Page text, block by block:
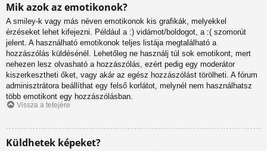
Mik azok az emotikonok?
A smiley-k vagy más néven emotikonok kis grafikák, melyekkel
érzéseket lehet kifejezni. Például a :) vidámot/boldogot, a :( szomorút
jelent. A használható emotikonok teljes listája megtalálható a
hozzászólás küldésénél. Lehetőleg ne használj túl sok emotikont, mert
nehezen lesz olvasható a hozzászólás, ezért pedig egy moderátor
kiszerkesztheti őket, vagy akár az egész hozzászólást törölheti. A fórum
adminisztrátora beállíthat egy felső korlátot, melynél nem használhatsz
több emotikont egy hozzászólásban.
Vissza a tetejére
Küldhetek képeket?